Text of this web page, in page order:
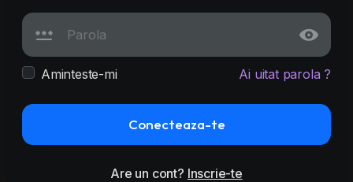
Aminteste-mi Ai uitat parola ?
Conecteaza-te
Are un cont? Inscrie-te